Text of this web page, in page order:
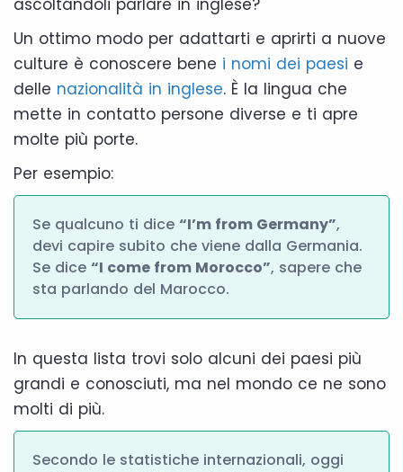
ascoltandoli parlare in inglese?
Un ottimo modo per adattarti e aprirti a nuove
culture è conoscere bene i nomi dei paesi e
delle nazionalità in inglese. È la lingua che
mette in contatto persone diverse e ti apre
molte più porte.
Per esempio:
Se qualcuno ti dice “I’m from Germany”,
devi capire subito che viene dalla Germania.
Se dice “I come from Morocco”, sapere che
sta parlando del Marocco.
In questa lista trovi solo alcuni dei paesi più
grandi e conosciuti, ma nel mondo ce ne sono
molti di più.
Secondo le statistiche internazionali, oggi